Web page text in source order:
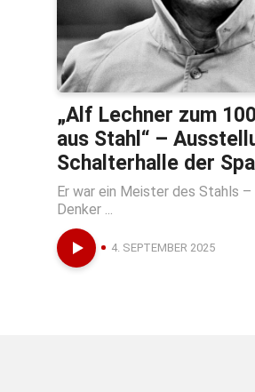
„Alf Lechner zum
aus Stahl“ –
Schalterhalle der
Er war ein Meister des Stahls –
Denker ...
4. SEPTEMBER 2025